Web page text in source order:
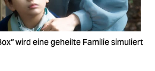
wird eine geheilte Familie simuliert